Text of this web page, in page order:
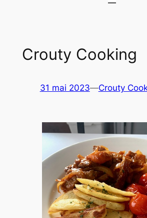
Crouty Cooking
31 mai 2023—Crouty